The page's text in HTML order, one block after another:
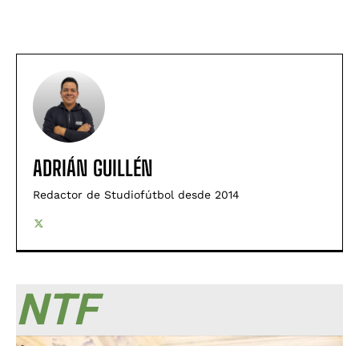
ADRIÁN GUILLÉN
Redactor de Studiofútbol desde 2014
NTF